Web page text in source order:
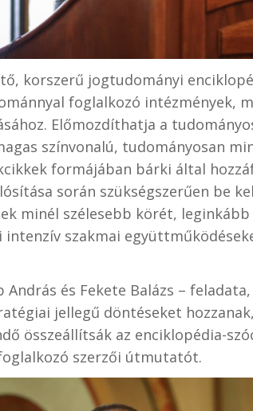
korszerű jogtudományi
foglalkozó intézmények,
Előmozdíthatja a
színvonalú, tudományosan
formájában bárki által
során szükségszerűen be
minél szélesebb körét, leginkább
intenzív szakmai
András és Fekete Balázs –
jellegű döntéseket
összeállítsák az enciklopédia-
szerzői útmutatót.